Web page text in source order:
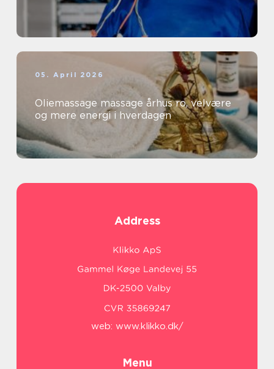
05. April 2026
Oliemassage massage århus ro, velvære
og mere energi i hverdagen
Address
web: www.klikko.dk/
Menu